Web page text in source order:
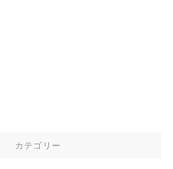
カテゴリー